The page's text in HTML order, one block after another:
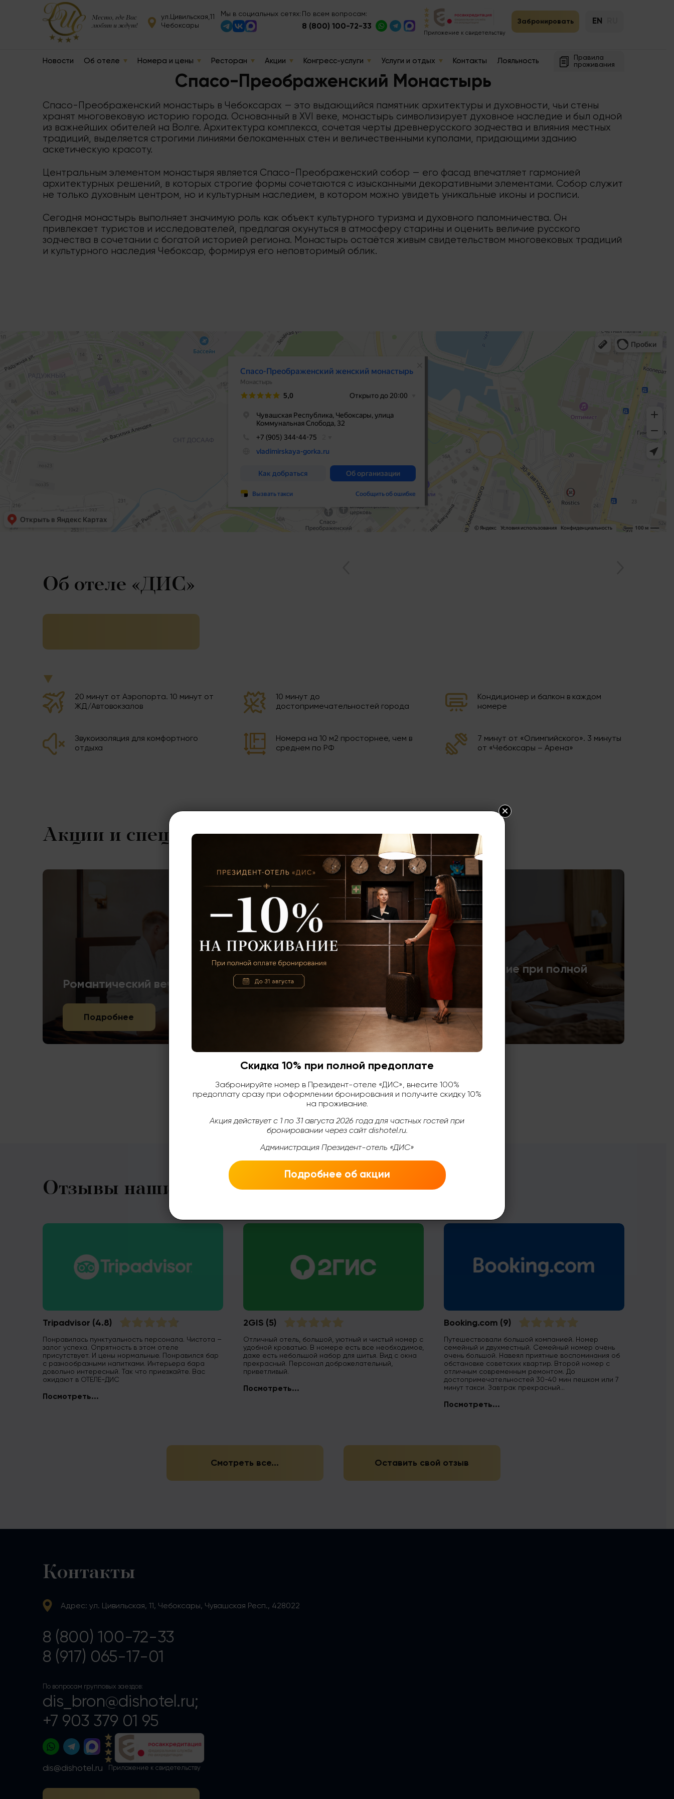
Место, где Вас
любят и ждут!
ул.Цивильская,11
Чебоксары
Мы в социальных сетях: По всем вопросам:
8 (800) 100-72-33
Приложение к свидетельству
Забронировать EN
Новости Об отеле Номера и цены Ресторан Акции Конгресс-услуги Услуги и отдых Контакты Лояльность
Правила
проживания
Спасо-Преображенский Монастырь
Спасо-Преображенский монастырь в Чебоксарах — это выдающийся памятник архитектуры и духовности, чьи стены
хранят многовековую историю города. Основанный в XVI веке, монастырь символизирует духовное наследие и был одной
из важнейших обителей на Волге. Архитектура комплекса, сочетая черты древнерусского зодчества и влияния местных
традиций, выделяется строгими линиями белокаменных стен и величественными куполами, придающими зданию
аскетическую красоту.
Центральным элементом монастыря является Спасо-Преображенский собор — его фасад впечатляет гармонией
архитектурных решений, в которых строгие формы сочетаются с изысканными декоративными элементами. Собор служит
не только духовным центром, но и культурным наследием, в котором можно увидеть уникальные иконы и росписи.
Сегодня монастырь выполняет значимую роль как объект культурного туризма и духовного паломничества. Он
привлекает туристов и исследователей, предлагая окунуться в атмосферу старины и оценить величие русского
зодчества в сочетании с богатой историей региона. Монастырь остаётся живым свидетельством многовековых традиций
и культурного наследия Чебоксар, формируя его неповторимый облик.
Спасо-Преображенский женский монастырь
Об отеле «ДИС»
20 минут от Аэропорта. 10 минут от
ЖД/Автовокзалов
10 минут до
достопримечательностей города
Кондиционер и балкон в каждом
номере
Звукоизоляция для комфортного
отдыха
Номера на 10 м2 просторнее, чем в
среднем по РФ
7 минут от «Олимпийского». 3 минуты
от «Чебоксары – Арена»
Акции и спецпредложения
Романтический вечер в отеле
Подробнее
Скидка 10% на проживание при полной
предоплате
Подробнее
Смотреть все...
Отзывы наших клиентов
Tripadvisor (4.8)
Понравилась пунктуальность персонала. Чистота –
залог успеха. Опрятность в этом отеле
присутствует. И цены нормальные. Понравился бар
с разнообразными напитками. Интерьера бара
довольно интересный. Так что приезжайте. Вас
ожидают в ОТЕЛЕ-ДИС
Посмотреть...
2GIS (5)
Отличный отель, большой, уютный и чистый номер с
удобной кроватью. В номере есть все необходимое,
даже есть небольшой набор для шитья. Вид с окна
прекрасный. Персонал доброжелательный,
приветливый.
Посмотреть...
Booking.com (9)
Путешествовали большой компанией. Номер
семейный и двухместный. Семейный номер очень
очень большой. Навеял приятные воспоминания об
обстановке советских квартир. Второй номер с
отличным современным ремонтом. До
достопримечательностей 30-40 мин пешком или 7
минут такси. Завтрак прекрасный...
Посмотреть...
Смотреть все... Оставить свой отзыв
Контакты
Адрес: ул. Цивильская, 11, Чебоксары, Чувашская Респ., 428022
8 (800) 100-72-33
8 (917) 065-17-01
По вопросам групповых заездов:
dis_bron@dishotel.ru;
+7 903 379 01 95
dis@dishotel.ru Приложение к свидетельству
Скидка 10% при полной предоплате
Забронируйте номер в Президент-отеле «ДИС», внесите 100%
предоплату сразу при оформлении бронирования и получите скидку 10%
на проживание.
Акция действует с 1 по 31 августа 2026 года для частных гостей при
бронировании через сайт dishotel.ru.
Администрация Президент-отель «ДИС»
Подробнее об акции
×